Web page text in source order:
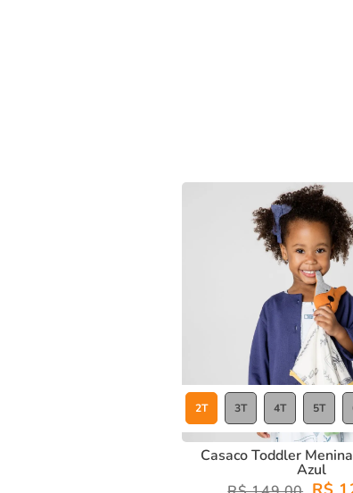
Peça lisa e versátil para manter a
casaco toddler menina moletinho azul, sua
2T 3T 4T 5T
Casaco Toddler
Azul